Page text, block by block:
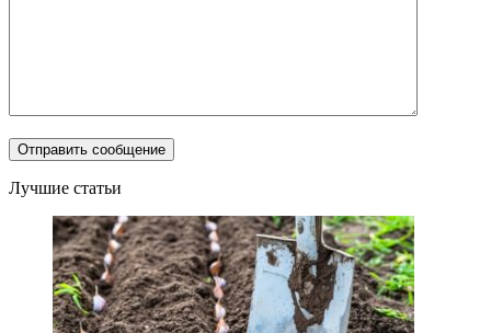
Лучшие статьи